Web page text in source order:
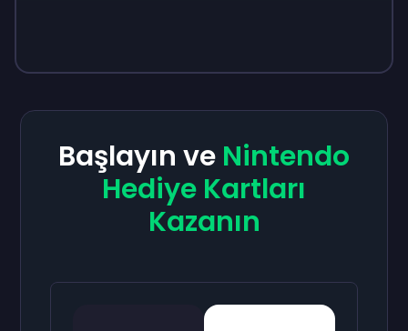
Başlayın ve Nintendo
Hediye Kartları
Kazanın